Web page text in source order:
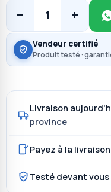
− 1 +
Vendeur certifié
Produit testé ·
Livraison
province
Payez à la livraison
Testé devant vous